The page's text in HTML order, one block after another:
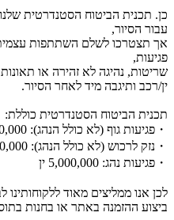
כן. תכנית הביטוח הסטנדרטית
עבור הסיור,
אך תצטרכו לשלם השתתפות
פגיעות,
ין/רכב ותיגבה מיד לאחר הסיור.
תכנית הביטוח הסטנדרטית כוללת:
・פגיעות גוף (לא כולל הנהג): 800,000,000 ין
・נזק לרכוש (לא כולל הנהג): 2,000,000 ין
・פגיעות נהג: 5,000,000 ין
לכן אנו ממליצים מאוד
ביצוע ההזמנה באתר או בחנות